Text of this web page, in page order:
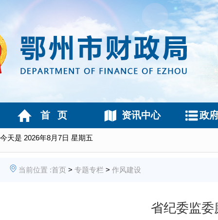
今天是 2026年8月7日 星期五
首 页 资讯中心 政
当前位置 :首页 > 专题专栏 > 作风建设
省纪委监